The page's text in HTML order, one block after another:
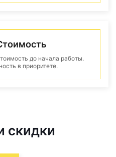
до начала работы.
в приоритете.
скидки